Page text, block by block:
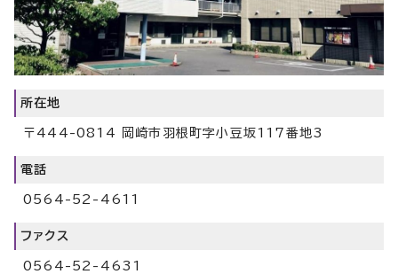
所在地
〒444-0814 岡崎市羽根町字小豆坂117番地3
電話
0564-52-4611
ファクス
0564-52-4631